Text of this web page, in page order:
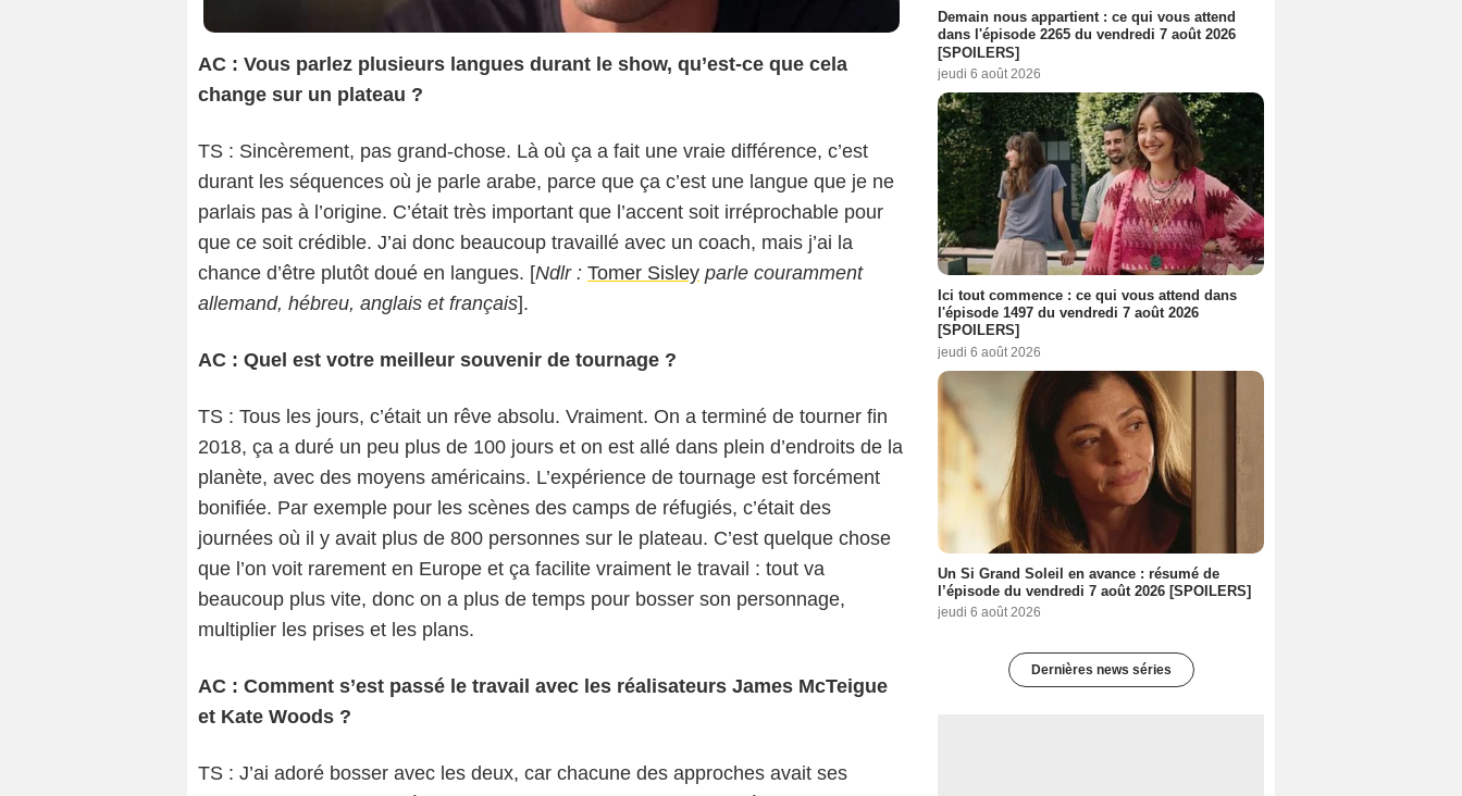
AC : Vous parlez plusieurs langues durant le show, qu’est-ce que cela
change sur un plateau ?
TS : Sincèrement, pas grand-chose. Là où ça a fait une vraie différence, c’est
durant les séquences où je parle arabe, parce que ça c’est une langue que je ne
parlais pas à l’origine. C’était très important que l’accent soit irréprochable pour
que ce soit crédible. J’ai donc beaucoup travaillé avec un coach, mais j’ai la
chance d’être plutôt doué en langues. [Ndlr : Tomer Sisley parle couramment
allemand, hébreu, anglais et français].
AC : Quel est votre meilleur souvenir de tournage ?
TS : Tous les jours, c’était un rêve absolu. Vraiment. On a terminé de tourner fin
2018, ça a duré un peu plus de 100 jours et on est allé dans plein d’endroits de la
planète, avec des moyens américains. L’expérience de tournage est forcément
bonifiée. Par exemple pour les scènes des camps de réfugiés, c’était des
journées où il y avait plus de 800 personnes sur le plateau. C’est quelque chose
que l’on voit rarement en Europe et ça facilite vraiment le travail : tout va
beaucoup plus vite, donc on a plus de temps pour bosser son personnage,
multiplier les prises et les plans.
AC : Comment s’est passé le travail avec les réalisateurs James McTeigue
et Kate Woods ?
TS : J’ai adoré bosser avec les deux, car chacune des approches avait ses
Demain nous appartient : ce qui vous attend
dans l'épisode 2265 du vendredi 7 août 2026
[SPOILERS]
jeudi 6 août 2026
Ici tout commence : ce qui vous attend dans
l'épisode 1497 du vendredi 7 août 2026
[SPOILERS]
jeudi 6 août 2026
Un Si Grand Soleil en avance : résumé de
l’épisode du vendredi 7 août 2026 [SPOILERS]
jeudi 6 août 2026
Dernières news séries